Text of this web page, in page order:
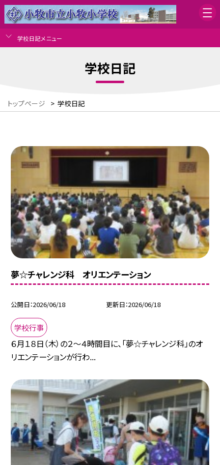
学校日記メニュー
学校日記
トップページ > 学校日記
夢☆チャレンジ科 オリエンテーション
公開日 2026/06/18 更新日 2026/06/18
学校行事
６月１８日（木）の２～４時間目に、「夢☆チャレンジ科」のオ
リエンテーションが行わ...